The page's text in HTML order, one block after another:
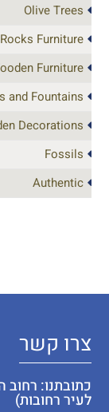
Olive Trees
Rocks Furniture
Furniture
and Fountains
Decorations
Fossils
Authentic
צרו קשר
כתובתנו:
לעיר רחובות)